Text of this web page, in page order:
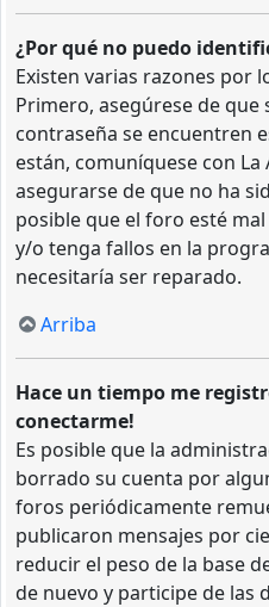
¿Por qué no puedo
Existen varias razones por
Primero, asegúrese de
contraseña se encuentren
están, comuníquese con
asegurarse de que no ha
posible que el foro esté
y/o tenga fallos en la
necesitaría ser reparado.
Arriba
Hace un tiempo me
conectarme!
Es posible que la
borrado su cuenta por
foros periódicamente
publicaron mensajes por
reducir el peso de la base
de nuevo y participe de las